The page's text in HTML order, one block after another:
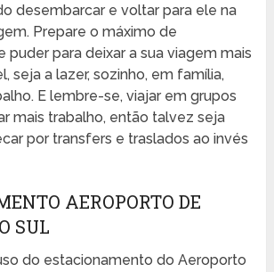
desembarcar e voltar para ele na
Prepare o máximo de
puder para deixar a sua viagem mais
seja a lazer, sozinho, em família,
E lembre-se, viajar em grupos
mais trabalho, então talvez seja
por transfers e traslados ao invés
AEROPORTO DE
SUL
do estacionamento do Aeroporto